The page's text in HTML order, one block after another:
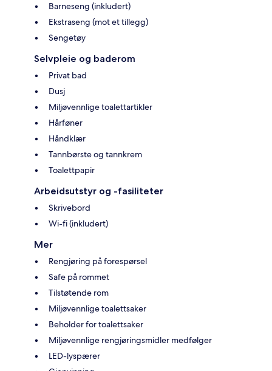
Barneseng (inkludert)
Ekstraseng (mot et tillegg)
Sengetøy
Selvpleie og baderom
Privat bad
Dusj
Miljøvennlige toalettartikler
Hårføner
Håndklær
Tannbørste og tannkrem
Toalettpapir
Arbeidsutstyr og -fasiliteter
Skrivebord
Wi-fi (inkludert)
Mer
Rengjøring på forespørsel
Safe på rommet
Tilstøtende rom
Miljøvennlige toalettsaker
Beholder for toalettsaker
Miljøvennlige rengjøringsmidler medfølger
LED-lyspærer